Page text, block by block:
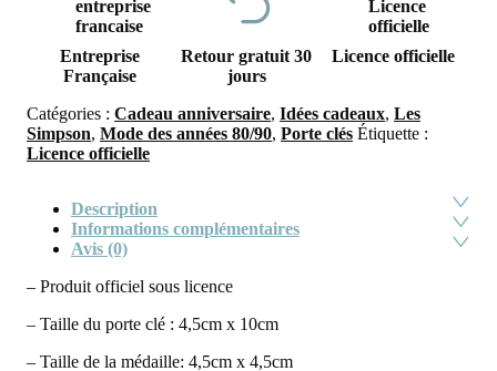
Entreprise
Française
Retour gratuit 30
jours
Licence officielle
Catégories : Cadeau anniversaire, Idées cadeaux, Les
Simpson, Mode des années 80/90, Porte clés Étiquette :
Licence officielle
Description
Informations complémentaires
Avis (0)
– Produit officiel sous licence
– Taille du porte clé : 4,5cm x 10cm
– Taille de la médaille: 4,5cm x 4,5cm